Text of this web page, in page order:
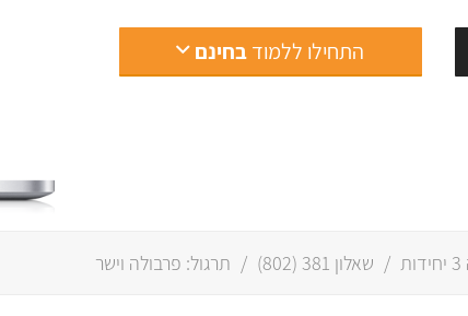
התחילו ללמודבחינם
/ שאלון 381 (802) / תרגול: פרבולה וישר